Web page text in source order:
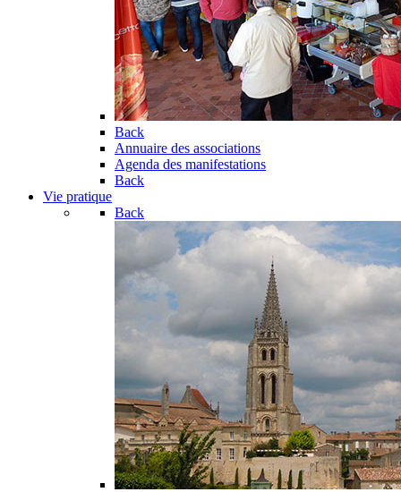
Back
Annuaire des associations
Agenda des manifestations
Back
Vie pratique
Back